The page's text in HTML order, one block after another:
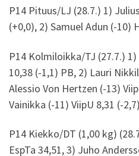
P14 Pituus/LJ (28.7.) 1)
(+0,0), 2) Samuel Adun (-10)
P14 Kolmiloikka/TJ (27.7.)
10,38 (-1,1) PB, 2) Lauri
Alessio Von Hertzen (-13)
Vainikka (-11) ViipU 8,31 (-
P14 Kiekko/DT (1,00 kg)
EspTa 34,51, 3) Juho